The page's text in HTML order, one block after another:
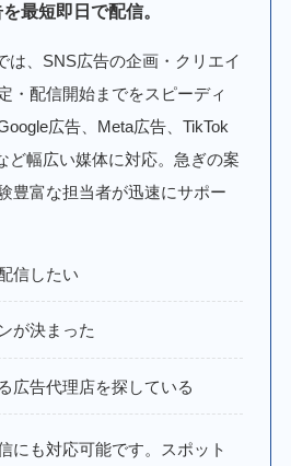
最短即日で配信。
は、SNS広告の企画・クリエイ
・配信開始までをスピーディ
広告、Meta広告、TikTok
ど幅広い媒体に対応。急ぎの案
豊富な担当者が迅速にサポー
信したい
が決まった
広告代理店を探している
にも対応可能です。スポット